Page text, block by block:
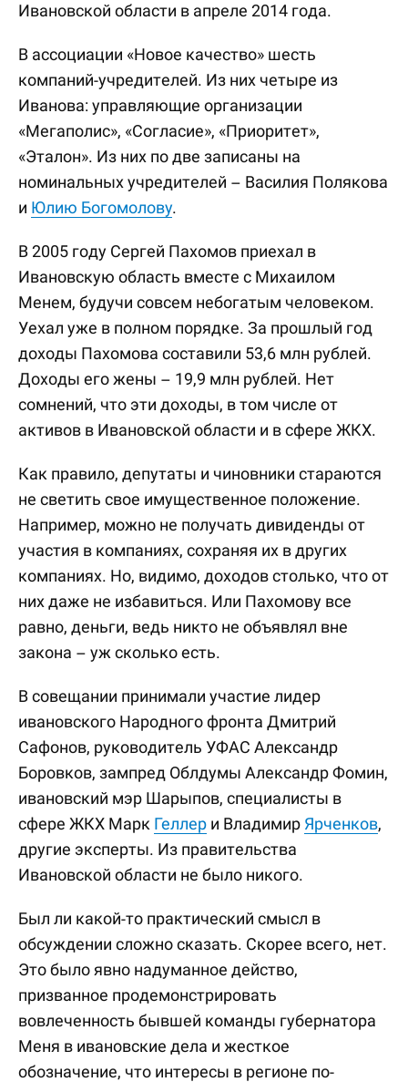
Ивановской области в апреле 2014 года.
В ассоциации «Новое качество» шесть
компаний-учредителей. Из них четыре из
Иванова: управляющие организации
«Мегаполис», «Согласие», «Приоритет»,
«Эталон». Из них по две записаны на
номинальных учредителей – Василия Полякова
и Юлию Богомолову.
В 2005 году Сергей Пахомов приехал в
Ивановскую область вместе с Михаилом
Менем, будучи совсем небогатым человеком.
Уехал уже в полном порядке. За прошлый год
доходы Пахомова составили 53,6 млн рублей.
Доходы его жены – 19,9 млн рублей. Нет
сомнений, что эти доходы, в том числе от
активов в Ивановской области и в сфере ЖКХ.
Как правило, депутаты и чиновники стараются
не светить свое имущественное положение.
Например, можно не получать дивиденды от
участия в компаниях, сохраняя их в других
компаниях. Но, видимо, доходов столько, что от
них даже не избавиться. Или Пахомову все
равно, деньги, ведь никто не объявлял вне
закона – уж сколько есть.
В совещании принимали участие лидер
ивановского Народного фронта Дмитрий
Сафонов, руководитель УФАС Александр
Боровков, зампред Облдумы Александр Фомин,
ивановский мэр Шарыпов, специалисты в
сфере ЖКХ Марк Геллер и Владимир Ярченков,
другие эксперты. Из правительства
Ивановской области не было никого.
Был ли какой-то практический смысл в
обсуждении сложно сказать. Скорее всего, нет.
Это было явно надуманное действо,
призванное продемонстрировать
вовлеченность бывшей команды губернатора
Меня в ивановские дела и жесткое
обозначение, что интересы в регионе по-